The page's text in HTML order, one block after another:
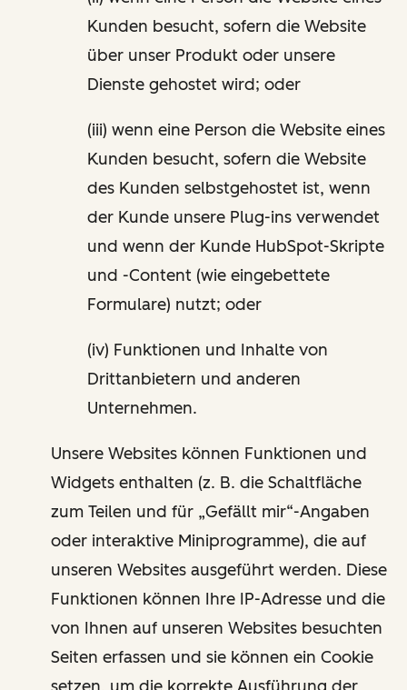
Kunden besucht, sofern die Website
über unser Produkt oder unsere
Dienste gehostet wird; oder
(iii) wenn eine Person die Website eines
Kunden besucht, sofern die Website
des Kunden selbstgehostet ist, wenn
der Kunde unsere Plug-ins verwendet
und wenn der Kunde HubSpot-Skripte
und -Content (wie eingebettete
Formulare) nutzt; oder
(iv) Funktionen und Inhalte von
Drittanbietern und anderen
Unternehmen.
Unsere Websites können Funktionen und
Widgets enthalten (z. B. die Schaltfläche
zum Teilen und für „Gefällt mir“-Angaben
oder interaktive Miniprogramme), die auf
unseren Websites ausgeführt werden. Diese
Funktionen können Ihre IP-Adresse und die
von Ihnen auf unseren Websites besuchten
Seiten erfassen und sie können ein Cookie